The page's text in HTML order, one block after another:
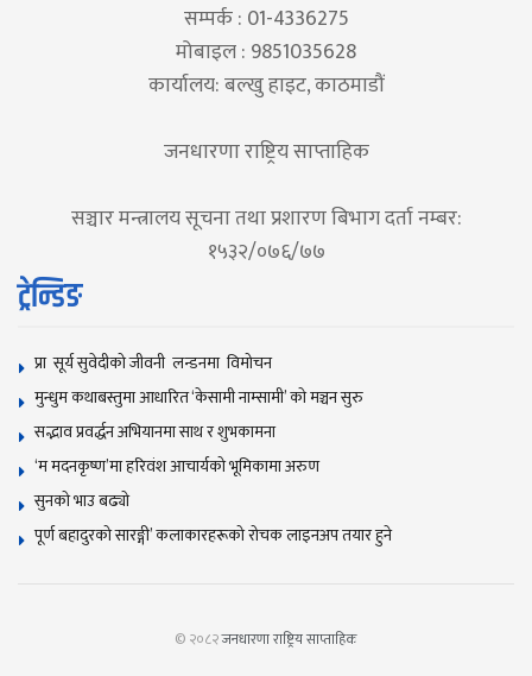
सम्पर्क : 01-4336275
मोबाइल : 9851035628
कार्यालय: बल्खु हाइट, काठमाडौं
जनधारणा राष्ट्रिय साप्ताहिक
सञ्चार मन्त्रालय सूचना तथा प्रशारण बिभाग दर्ता नम्बर:
१५३२/०७६/७७
ट्रेन्डिङ
प्रा सूर्य सुवेदीको जीवनी लन्डनमा विमोचन
मुन्धुम कथाबस्तुमा आधारित ‘केसामी नाम्सामी’ काे मञ्चन सुरु
सद्भाव प्रवर्द्धन अभियानमा साथ र शुभकामना
‘म मदनकृष्ण’मा हरिवंश आचार्यको भूमिकामा अरुण
सुनकाे भाउ बढ्याे
पूर्ण बहादुरको सारङ्गी’ कलाकारहरूको रोचक लाइनअप तयार हुने
© २०८२जनधारणा राष्ट्रिय साप्ताहिक